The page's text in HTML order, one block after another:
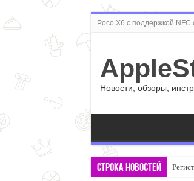
Poco X6 с поддержкой
Новости, обзоры,
Строка новостей